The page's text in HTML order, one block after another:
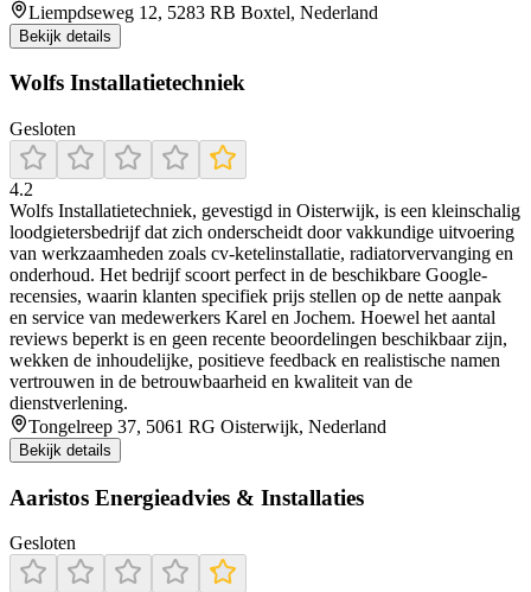
Liempdseweg 12, 5283 RB Boxtel, Nederland
Bekijk details
Wolfs Installatietechniek
Gesloten
4.2
Wolfs Installatietechniek, gevestigd in Oisterwijk, is een kleinschalig
loodgietersbedrijf dat zich onderscheidt door vakkundige uitvoering
van werkzaamheden zoals cv-ketelinstallatie, radiatorvervanging en
onderhoud. Het bedrijf scoort perfect in de beschikbare Google-
recensies, waarin klanten specifiek prijs stellen op de nette aanpak
en service van medewerkers Karel en Jochem. Hoewel het aantal
reviews beperkt is en geen recente beoordelingen beschikbaar zijn,
wekken de inhoudelijke, positieve feedback en realistische namen
vertrouwen in de betrouwbaarheid en kwaliteit van de
dienstverlening.
Tongelreep 37, 5061 RG Oisterwijk, Nederland
Bekijk details
Aaristos Energieadvies & Installaties
Gesloten